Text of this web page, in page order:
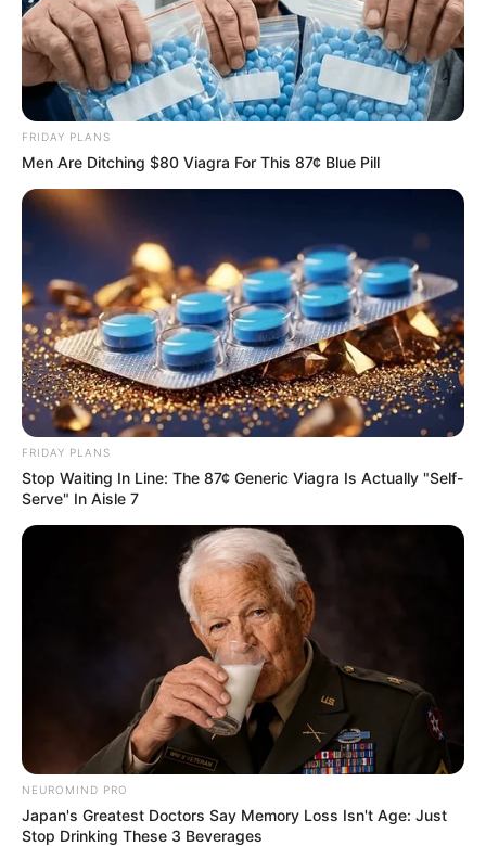
FRIDAY PLANS
Men Are Ditching $80 Viagra For This 87¢ Blue Pill
FRIDAY PLANS
Stop Waiting In Line: The 87¢ Generic Viagra Is Actually "Self-
Serve" In Aisle 7
NEUROMIND PRO
Japan's Greatest Doctors Say Memory Loss Isn't Age: Just
Stop Drinking These 3 Beverages